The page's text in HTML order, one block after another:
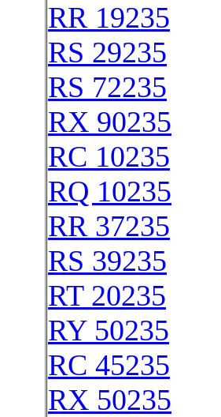
RR 19235
RS 29235
RS 72235
RX 90235
RC 10235
RQ 10235
RR 37235
RS 39235
RT 20235
RY 50235
RC 45235
RX 50235